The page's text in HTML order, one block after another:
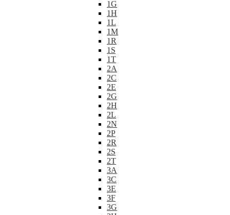
1G
1H
1L
1M
1R
1S
1T
2A
2C
2E
2G
2H
2L
2N
2P
2R
2S
2T
3A
3C
3E
3F
3G